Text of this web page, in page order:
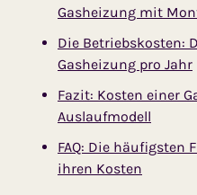
Gasheizung mit
Die Betriebskosten:
Gasheizung pro Jahr
Fazit: Kosten einer
Auslaufmodell
FAQ: Die häufigsten
ihren Kosten